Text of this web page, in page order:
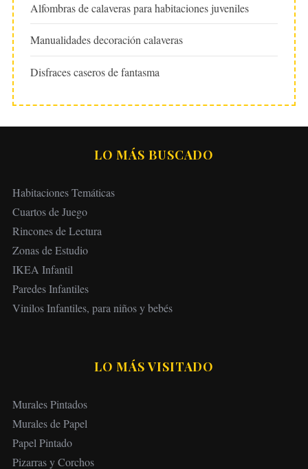
Alfombras de calaveras para habitaciones juveniles
Manualidades decoración calaveras
Disfraces caseros de fantasma
LO MÁS BUSCADO
Habitaciones Temáticas
Cuartos de Juego
Rincones de Lectura
Zonas de Estudio
IKEA Infantil
Paredes Infantiles
Vinilos Infantiles, para niños y bebés
LO MÁS VISITADO
Murales Pintados
Murales de Papel
Papel Pintado
Pizarras y Corchos